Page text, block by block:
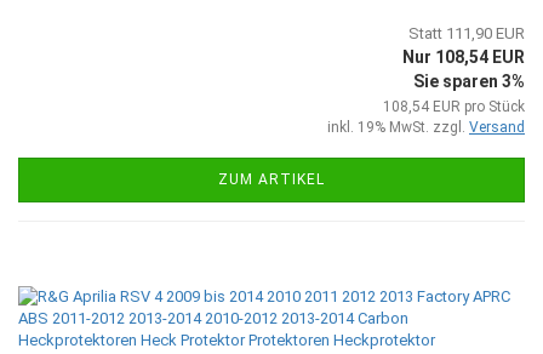
Statt 111,90 EUR
Nur 108,54 EUR
Sie sparen 3%
108,54 EUR pro Stück
inkl. 19% MwSt. zzgl. Versand
ZUM ARTIKEL